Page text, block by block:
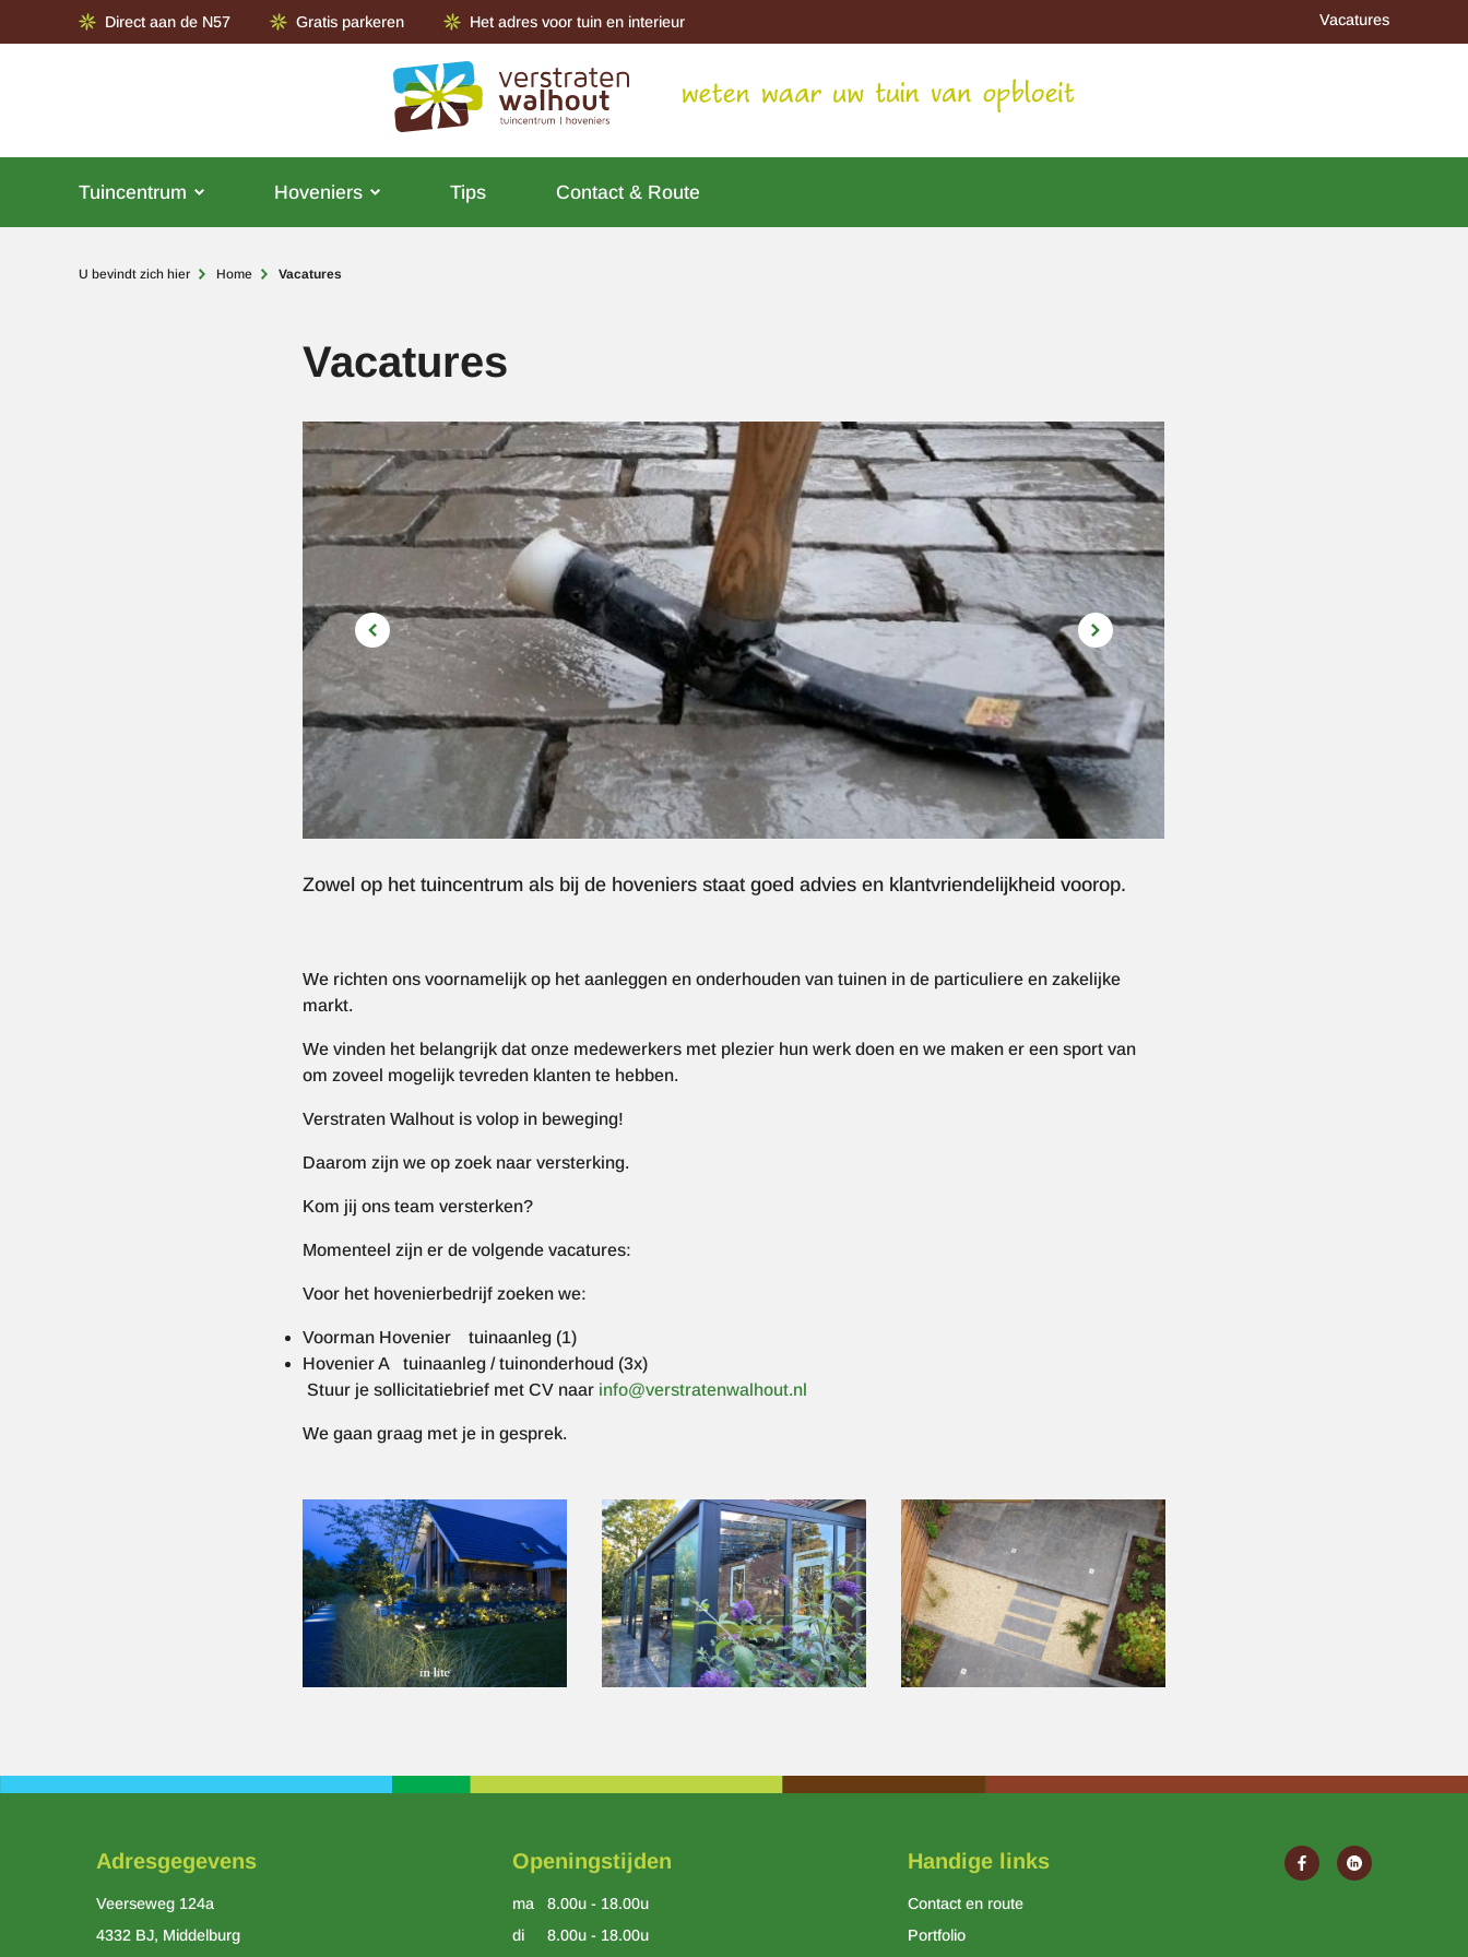
Direct aan de N57 Gratis parkeren Het adres voor tuin en interieur Vacatures
Tuincentrum Hoveniers Tips Contact & Route
Kruimelpad
U bevindt zich hier Home Vacatures
Vacatures
Afbeelding
Zowel op het tuincentrum als bij de hoveniers staat goed advies en klantvriendelijkheid voorop.
We richten ons voornamelijk op het aanleggen en onderhouden van tuinen in de particuliere en zakelijke
markt.
We vinden het belangrijk dat onze medewerkers met plezier hun werk doen en we maken er een sport van
om zoveel mogelijk tevreden klanten te hebben.
Verstraten Walhout is volop in beweging!
Daarom zijn we op zoek naar versterking.
Kom jij ons team versterken?
Momenteel zijn er de volgende vacatures:
Voor het hovenierbedrijf zoeken we:
Voorman Hovenier tuinaanleg (1)
Hovenier A tuinaanleg / tuinonderhoud (3x)
Stuur je sollicitatiebrief met CV naar info@verstratenwalhout.nl
We gaan graag met je in gesprek.
Adresgegevens
Veerseweg 124a
4332 BJ, Middelburg
Openingstijden
ma
8.00u - 18.00u
di
8.00u - 18.00u
Handige links
Contact en route
Portfolio